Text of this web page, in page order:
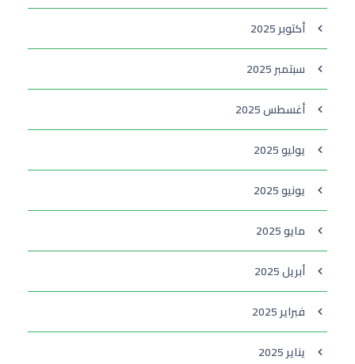
أكتوبر 2025
سبتمبر 2025
أغسطس 2025
يوليو 2025
يونيو 2025
مايو 2025
أبريل 2025
فبراير 2025
يناير 2025